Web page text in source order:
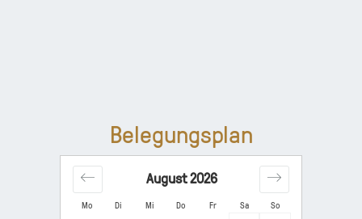
Belegungsplan
Mo Di Mi Do Fr Sa So
August2026